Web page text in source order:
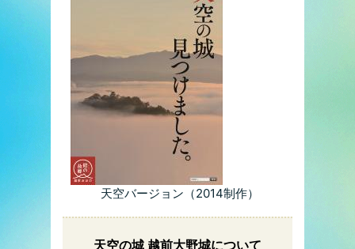
天空バージョン（2014制作）
天空の城 越前大野城について